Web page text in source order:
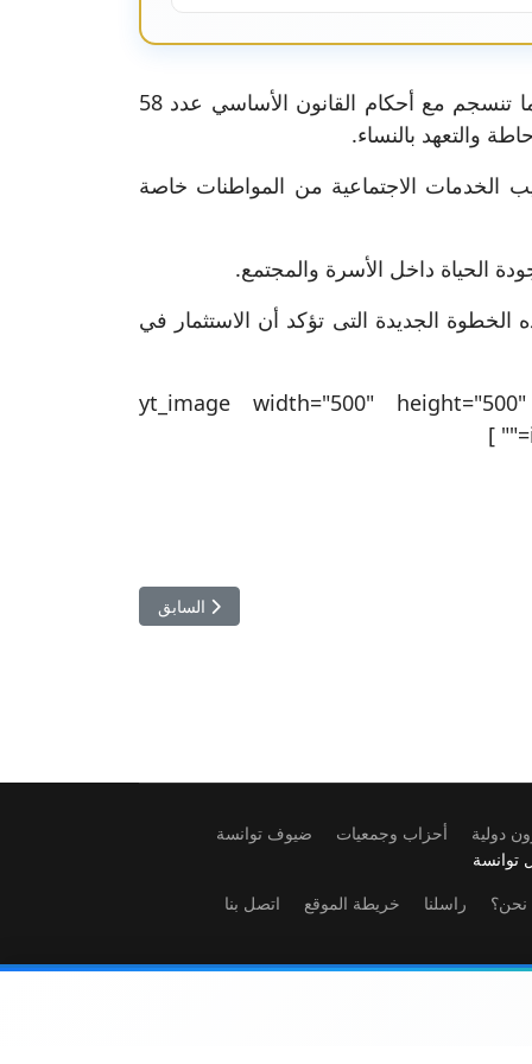
وتندرج هذه المبادرة في إطار تجسيد مبادئ دستور الجمهورية التونسية الداعمة للمساواة وتكافؤ الفرص كما تنسجم مع أحكام القانون الأساسي عدد 58
الخدمات الاجتماعية من المواطنات خاصة
الحياة داخل الأسرة والمجتمع.
الجديدة التى تؤكد أن الاستثمار في
[yt_image width="500"
المقال السابق: تكامل الدولة
السابق
دولية أحزاب وجمعيات
ضيوف توانسة
توانسة
راسلنا خريطة الموقع اتصل بنا